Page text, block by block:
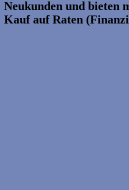
Neukunden und bieten
Kauf auf Raten